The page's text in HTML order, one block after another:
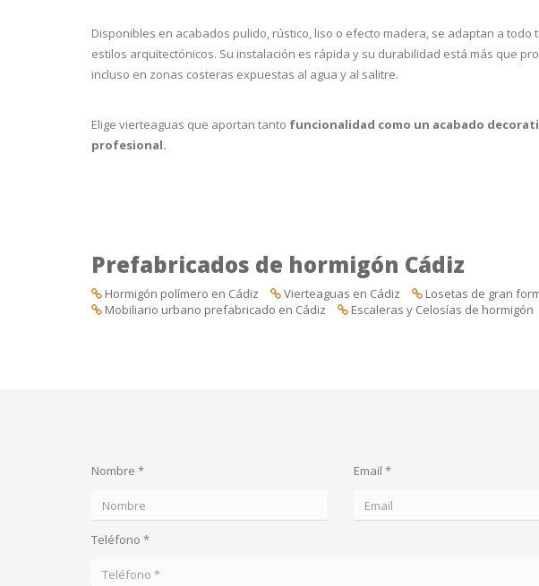
Disponibles en acabados pulido, rústico, liso o efecto madera, se adaptan a todo
estilos arquitectónicos. Su instalación es rápida y su durabilidad está más que
incluso en zonas costeras expuestas al agua y al salitre.
Elige vierteaguas que aportan tanto funcionalidad como un acabado
profesional.
Prefabricados de hormigón Cádiz
Hormigón polímero en Cádiz Vierteaguas en Cádiz Losetas de gran
Mobiliario urbano prefabricado en Cádiz
Escaleras y Celosías de hormigón
Nombre * Email *
Teléfono *